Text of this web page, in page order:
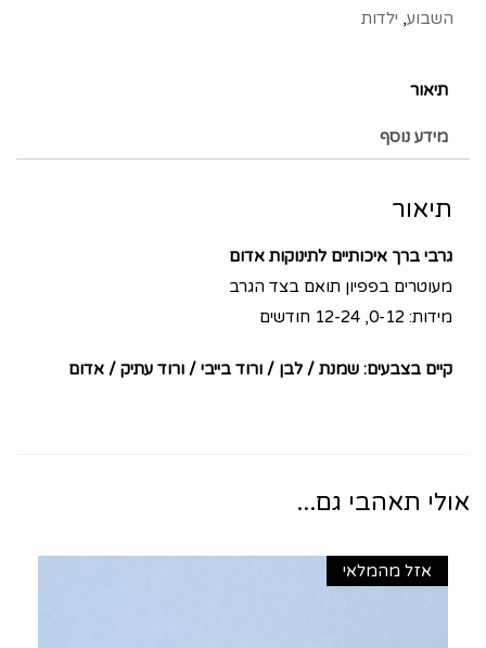
השבוע, ילדות
תיאור
מידע נוסף
תיאור
גרבי ברך איכותיים לתינוקות אדום
מעוטרים בפפיון תואם בצד הגרב
מידות: 0-12, 12-24 חודשים
קיים בצבעים: שמנת / לבן / ורוד בייבי / ורוד עתיק / אדום
אולי תאהבי גם...
אזל מהמלאי